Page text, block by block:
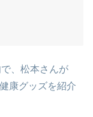
、松本さんが
康グッズを紹介